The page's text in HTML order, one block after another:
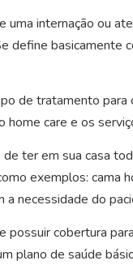
uma internação ou
define basicamente
de tratamento para
home care e os
ter em sua casa
exemplos: cama
a necessidade do
possuir cobertura
plano de saúde